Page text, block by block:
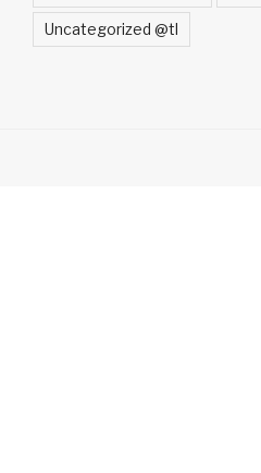
Uncategorized @tl